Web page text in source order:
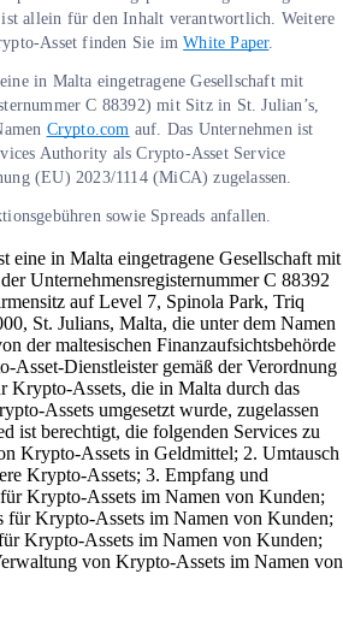
allein für den Inhalt verantwortlich. Weitere
Asset finden Sie imWhite Paper.
in Malta eingetragene Gesellschaft mit
C 88392) mit Sitz in St. Julian’s,
Crypto.com auf. Das Unternehmen ist
Authority als Crypto-Asset Service
(EU) 2023/1114 (MiCA) zugelassen.
sowie Spreads anfallen.
in Malta eingetragene Gesellschaft mit
Unternehmensregisternummer C 88392
auf Level 7, Spinola Park, Triq
St. Julians, Malta, die unter dem Namen
der maltesischen Finanzaufsichtsbehörde
Asset-Dienstleister gemäß der Verordnung
Krypto-Assets, die in Malta durch das
Assets umgesetzt wurde, zugelassen
ist berechtigt, die folgenden Services zu
Krypto-Assets in Geldmittel; 2. Umtausch
Krypto-Assets; 3. Empfang und
Krypto-Assets im Namen von Kunden;
für Krypto-Assets im Namen von Kunden;
Krypto-Assets im Namen von Kunden;
von Krypto-Assets im Namen von